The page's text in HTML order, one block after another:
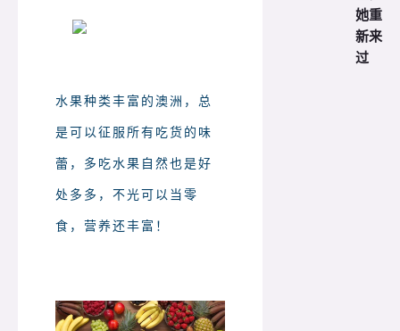
水果种类丰富的澳洲，总
是可以征服所有吃货的味
蕾，多吃水果自然也是好
处多多，不光可以当零
食，营养还丰富！
她重
新来
过